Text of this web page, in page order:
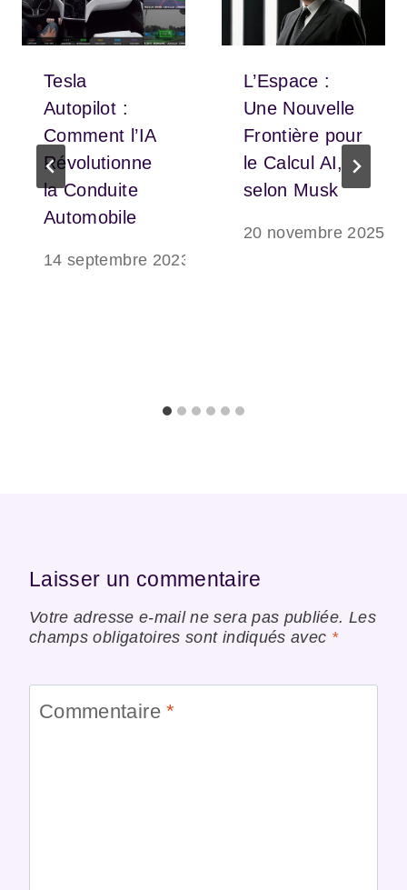
Tesla
Autopilot :
Comment l’IA
Révolutionne
la Conduite
Automobile
14 septembre 2023
L’Espace :
Une Nouvelle
Frontière pour
le Calcul AI,
selon Musk
20 novembre 2025
Laisser un commentaire
Votre adresse e-mail ne sera pas publiée. Les
champs obligatoires sont indiqués avec *
Commentaire*